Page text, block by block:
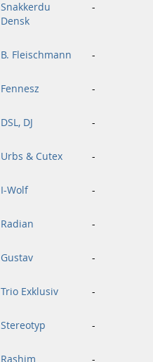
Snakkerdu
Densk
-
B. Fleischmann -
Fennesz -
DSL, DJ -
Urbs & Cutex -
I-Wolf -
Radian -
Gustav -
Trio Exklusiv -
Stereotyp -
Rashim -